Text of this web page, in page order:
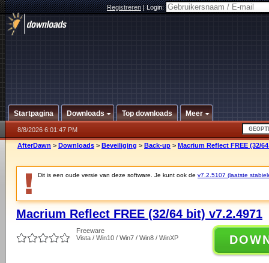
Registreren|Login:
Startpagina Downloads Top downloads Meer
8/8/2026 6:01:47 PM
AfterDawn > Downloads > Beveiliging > Back-up > Macrium Reflect FREE (32/
Dit is een oude versie van deze software. Je kunt ook de v7.2.5107 (laatste
Macrium Reflect FREE (32/64 bit) v7.2.4971
Freeware
Vista / Win10 / Win7 / Win8 / WinXP